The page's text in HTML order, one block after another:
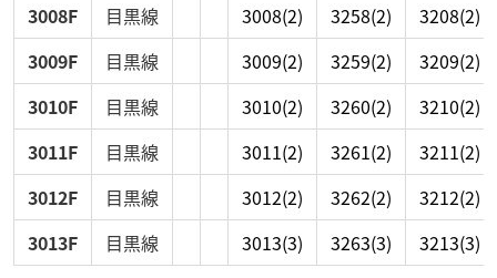
3008F
目黒線 3008(2) 3258(2) 3208(2)
3009F
目黒線 3009(2) 3259(2) 3209(2)
3010F
目黒線 3010(2) 3260(2) 3210(2)
3011F
目黒線 3011(2) 3261(2) 3211(2)
3012F
目黒線 3012(2) 3262(2) 3212(2)
3013F
目黒線 3013(3) 3263(3) 3213(3)